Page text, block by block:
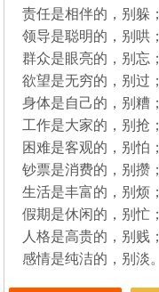
责任是相伴的，别躲；
领导是聪明的，别哄；
群众是眼亮的，别忘；
欲望是无穷的，别过；
身体是自己的，别糟；
工作是大家的，别抢；
困难是客观的，别怕；
钞票是消费的，别攒；
生活是丰富的，别烦；
假期是休闲的，别忙；
人格是高贵的，别贱；
感情是纯洁的，别淡。